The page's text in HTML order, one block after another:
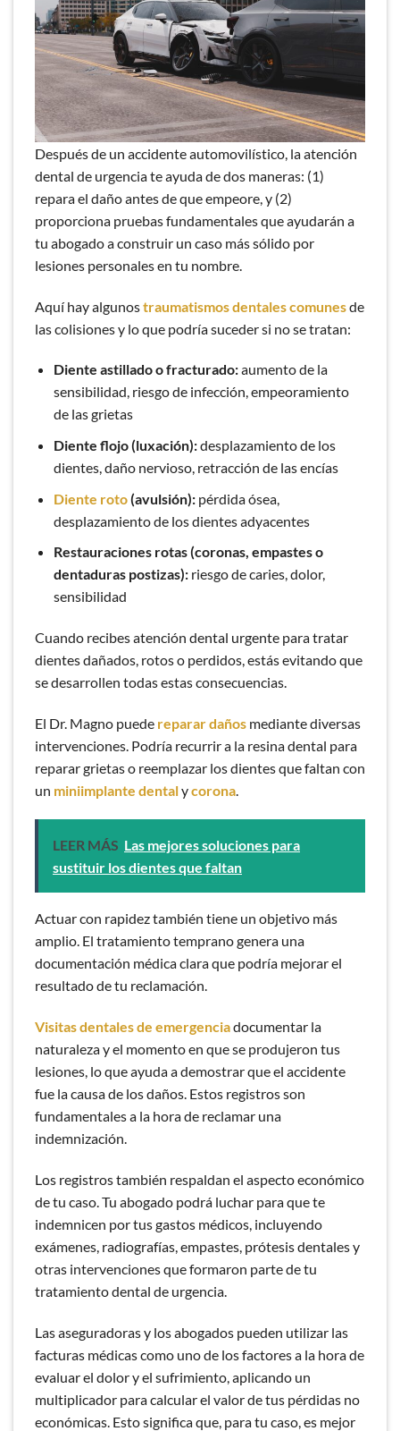
Después de un accidente automovilístico, la atención
dental de urgencia te ayuda de dos maneras: (1)
repara el daño antes de que empeore, y (2)
proporciona pruebas fundamentales que ayudarán a
tu abogado a construir un caso más sólido por
lesiones personales en tu nombre.
Aquí hay algunostraumatismos dentales comunesde
las colisiones y lo que podría suceder si no se tratan:
Diente astillado o fracturado:aumento de la
sensibilidad, riesgo de infección, empeoramiento
de las grietas
Diente flojo (luxación):desplazamiento de los
dientes, daño nervioso, retracción de las encías
Diente roto(avulsión):pérdida ósea,
desplazamiento de los dientes adyacentes
Restauraciones rotas (coronas, empastes o
dentaduras postizas):riesgo de caries, dolor,
sensibilidad
Cuando recibes atención dental urgente para tratar
dientes dañados, rotos o perdidos, estás evitando que
se desarrollen todas estas consecuencias.
El Dr. Magno puede reparar daños mediante diversas
intervenciones. Podría recurrir a la resina dental para
reparar grietas o reemplazar los dientes que faltan con
un miniimplante dentalycorona
LEER MÁS Las mejores soluciones para
sustituir los dientes que faltan
Actuar con rapidez también tiene un objetivo más
amplio. El tratamiento temprano genera una
documentación médica clara que podría mejorar el
resultado de tu reclamación.
Visitas dentales de emergenciadocumentar la
naturaleza y el momento en que se produjeron tus
lesiones, lo que ayuda a demostrar que el accidente
fue la causa de los daños. Estos registros son
fundamentales a la hora de reclamar una
indemnización.
Los registros también respaldan el aspecto económico
de tu caso. Tu abogado podrá luchar para que te
indemnicen por tus gastos médicos, incluyendo
exámenes, radiografías, empastes, prótesis dentales y
otras intervenciones que formaron parte de tu
tratamiento dental de urgencia.
Las aseguradoras y los abogados pueden utilizar las
facturas médicas como uno de los factores a la hora de
evaluar el dolor y el sufrimiento, aplicando un
multiplicador para calcular el valor de tus pérdidas no
económicas. Esto significa que, para tu caso, es mejor